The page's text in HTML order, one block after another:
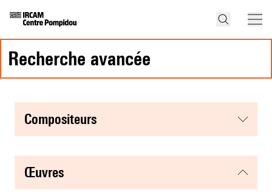
recherche avancée
compositeurs
œuvres